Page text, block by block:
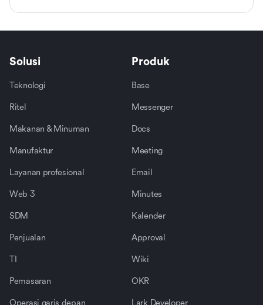
Solusi
Teknologi
Ritel
Makanan & Minuman
Manufaktur
Layanan profesional
Web 3
SDM
Penjualan
TI
Pemasaran
Operasi garis depan
Produk
Base
Messenger
Docs
Meeting
Email
Minutes
Kalender
Approval
Wiki
OKR
Lark Developer